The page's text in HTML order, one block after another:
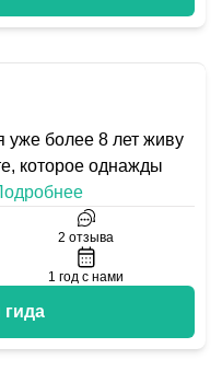
уже более 8 лет живу
которое однажды
2 отзыва
1 год с нами
гида